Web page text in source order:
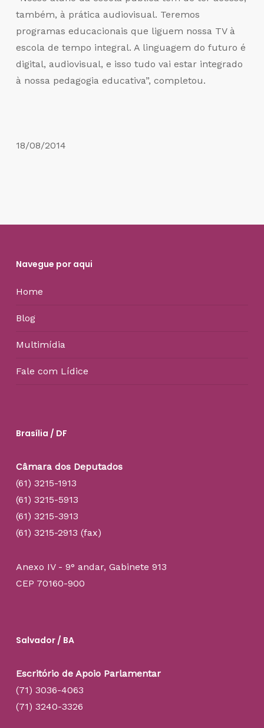
também, à prática audiovisual. Teremos
programas educacionais que liguem nossa TV à
escola de tempo integral. A linguagem do futuro é
digital, audiovisual, e isso tudo vai estar integrado
à nossa pedagogia educativa”, completou.
18/08/2014
Navegue por aqui
Home
Blog
Multimídia
Fale com Lídice
Brasília / DF
Câmara dos Deputados
(61) 3215-1913
(61) 3215-5913
(61) 3215-3913
(61) 3215-2913 (fax)
Anexo IV - 9° andar, Gabinete 913
CEP 70160-900
Salvador / BA
Escritório de Apoio Parlamentar
(71) 3036-4063
(71) 3240-3326